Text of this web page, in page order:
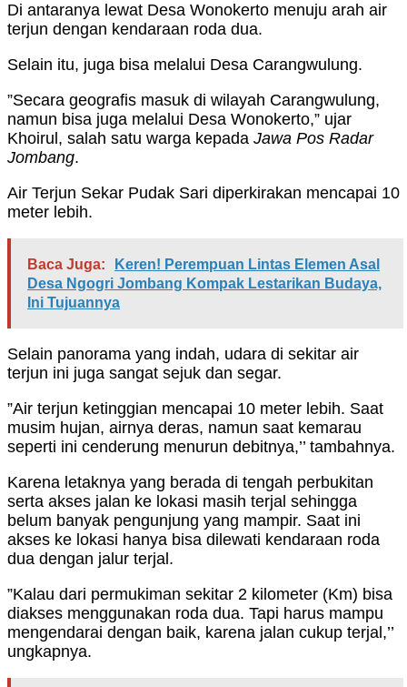
Di antaranya lewat Desa Wonokerto menuju arah air
terjun dengan kendaraan roda dua.
Selain itu, juga bisa melalui Desa Carangwulung.
”Secara geografis masuk di wilayah Carangwulung,
namun bisa juga melalui Desa Wonokerto,” ujar
Khoirul, salah satu warga kepada Jawa Pos Radar
Jombang.
Air Terjun Sekar Pudak Sari diperkirakan mencapai 10
meter lebih.
Baca Juga:
Keren! Perempuan Lintas Elemen Asal
Desa Ngogri Jombang Kompak Lestarikan Budaya,
Ini Tujuannya
Selain panorama yang indah, udara di sekitar air
terjun ini juga sangat sejuk dan segar.
”Air terjun ketinggian mencapai 10 meter lebih. Saat
musim hujan, airnya deras, namun saat kemarau
seperti ini cenderung menurun debitnya,’’ tambahnya.
Karena letaknya yang berada di tengah perbukitan
serta akses jalan ke lokasi masih terjal sehingga
belum banyak pengunjung yang mampir. Saat ini
akses ke lokasi hanya bisa dilewati kendaraan roda
dua dengan jalur terjal.
”Kalau dari permukiman sekitar 2 kilometer (Km) bisa
diakses menggunakan roda dua. Tapi harus mampu
mengendarai dengan baik, karena jalan cukup terjal,’’
ungkapnya.